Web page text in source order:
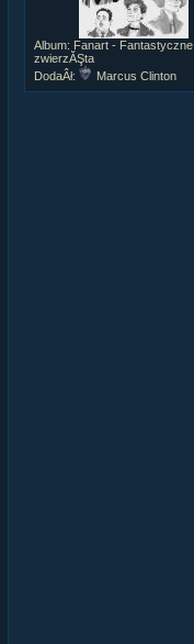
Album: Fanart - Fantastyczne
zwierzĂŞta
DodaÂł:
Marcus Clinton